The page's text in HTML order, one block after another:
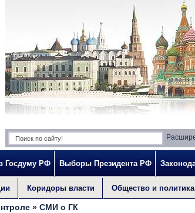
Госдуму РФ Выборы Президента РФ
Коридоры власти Общество и политика
» СМИ о ГК